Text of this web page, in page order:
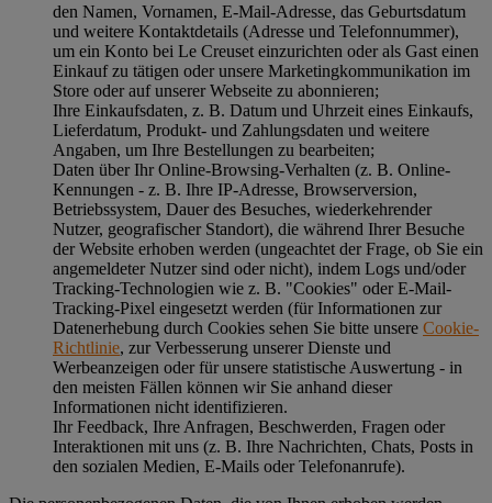
den Namen, Vornamen, E-Mail-Adresse, das Geburtsdatum
und weitere Kontaktdetails (Adresse und Telefonnummer),
um ein Konto bei Le Creuset einzurichten oder als Gast einen
Einkauf zu tätigen oder unsere Marketingkommunikation im
Store oder auf unserer Webseite zu abonnieren;
Ihre Einkaufsdaten, z. B. Datum und Uhrzeit eines Einkaufs,
Lieferdatum, Produkt- und Zahlungsdaten und weitere
Angaben, um Ihre Bestellungen zu bearbeiten;
Daten über Ihr Online-Browsing-Verhalten (z. B. Online-
Kennungen - z. B. Ihre IP-Adresse, Browserversion,
Betriebssystem, Dauer des Besuches, wiederkehrender
Nutzer, geografischer Standort), die während Ihrer Besuche
der Website erhoben werden (ungeachtet der Frage, ob Sie ein
angemeldeter Nutzer sind oder nicht), indem Logs und/oder
Tracking-Technologien wie z. B. "Cookies" oder E-Mail-
Tracking-Pixel eingesetzt werden (für Informationen zur
Datenerhebung durch Cookies sehen Sie bitte unsere Cookie-
Richtlinie, zur Verbesserung unserer Dienste und
Werbeanzeigen oder für unsere statistische Auswertung - in
den meisten Fällen können wir Sie anhand dieser
Informationen nicht identifizieren.
Ihr Feedback, Ihre Anfragen, Beschwerden, Fragen oder
Interaktionen mit uns (z. B. Ihre Nachrichten, Chats, Posts in
den sozialen Medien, E-Mails oder Telefonanrufe).